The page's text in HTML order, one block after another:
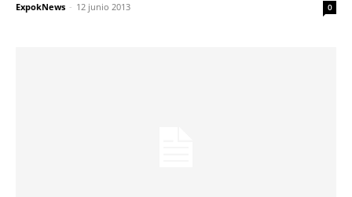
ExpokNews - 12 junio 2013 0